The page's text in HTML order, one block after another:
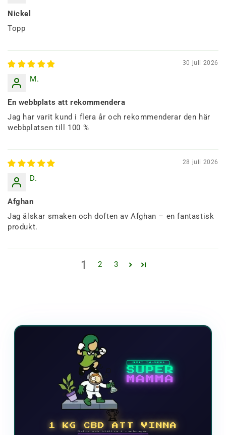
Nickel
Topp
30 juli 2026
M.
En webbplats att rekommendera
Jag har varit kund i flera år och rekommenderar den här
webbplatsen till 100 %
28 juli 2026
D.
Afghan
Jag älskar smaken och doften av Afghan – en fantastisk
produkt.
1 2 3
NYTT TV-SPEL
SUPER
MAMMA
🏆
1 KG CBD ATT VINNA
Delta och klättra i rankingen